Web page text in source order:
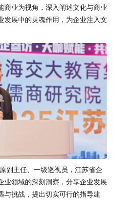
商业为视角，深入阐述文化与商业
发展中的灵魂作用，为企业注入文
副主任、一级巡视员，江苏省企
业领域的深刻洞察，分享企业发展
与挑战，提出切实可行的指导建